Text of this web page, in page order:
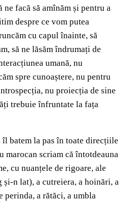
ne facă să amînăm și pentru a
despre ce vom putea
cu capul înainte, să
să ne lăsăm îndrumați de
umană, nu
spre cunoaștere, nu pentru
nu proiecția de sine
trebuie înfruntate la fața
batem la pas în toate direcțiile
scriam că întotdeauna
cu nuanțele de rigoare, ale
n lat), a cutreiera, a hoinări, a
perinda, a rătăci, a umbla